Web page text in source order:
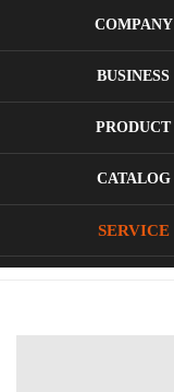
회원가입
COMPANY
BUSINESS
PRODUCT
CATALOG
SERVICE
질문과답변